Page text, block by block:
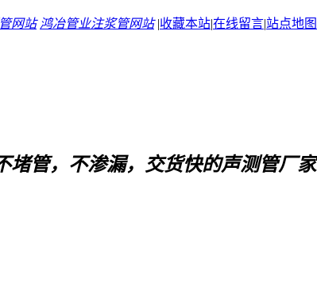
网站 鸿冶管业注浆管网站 |收藏本站|在线留言|站点地图
堵管，不渗漏，交货快的声测管厂家